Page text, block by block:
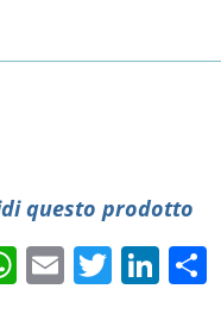
questo prodotto
WhatsApp
EmailTwitter